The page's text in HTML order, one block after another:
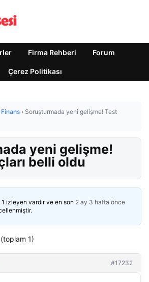
Firma Rehberi Forum
Çerez Politikası
Finans › Soruşturmada yeni gelişme! Test
yeni gelişme!
belli oldu
izleyen vardır ve en son 2 ay 3 hafta önce
1)
#17232